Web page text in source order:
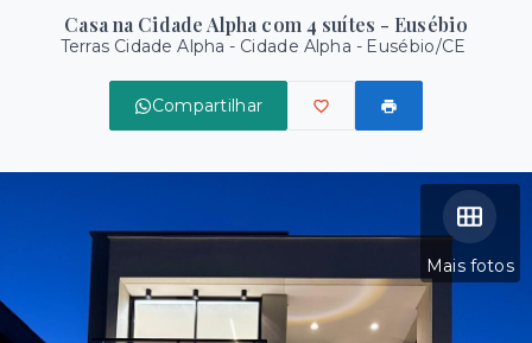
Casa na Cidade Alpha com 4 suítes - Eusébio
Terras Cidade Alpha - Cidade Alpha - Eusébio/CE
Compartilhar
Mais fotos